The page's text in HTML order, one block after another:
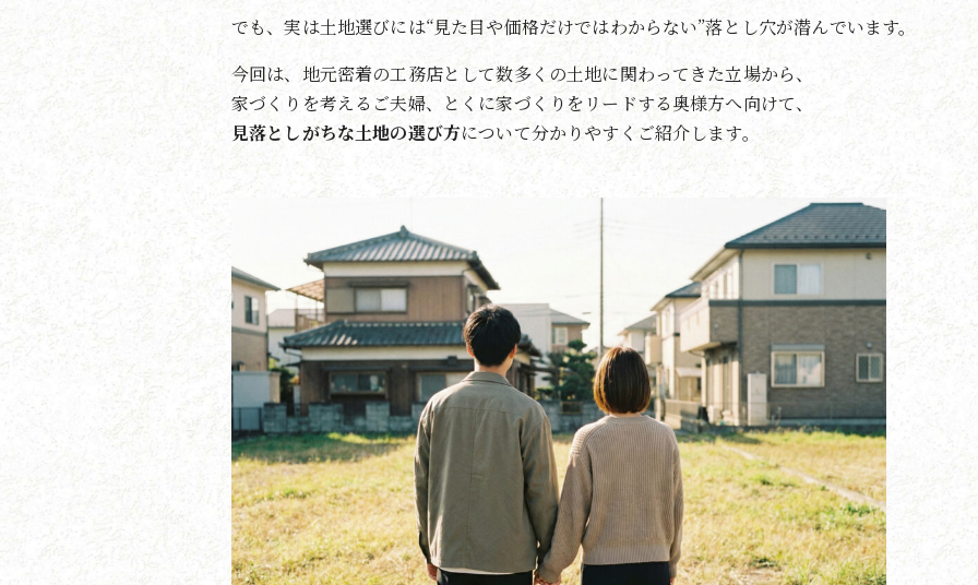
でも、実は土地選びには“見た目や価格だけではわからない”落とし穴が潜んでいます。
今回は、地元密着の工務店として数多くの土地に関わってきた立場から、
家づくりを考えるご夫婦、とくに家づくりをリードする奥様方へ向けて、
見落としがちな土地の選び方について分かりやすくご紹介します。